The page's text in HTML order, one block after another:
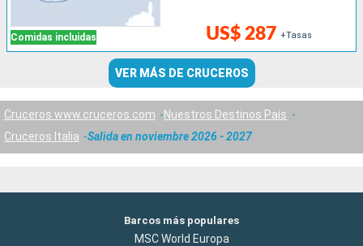
Comidas incluidas US$ 287 +Tasas
VER MÁS DE CRUCEROS
Cruceros www.cruceros.com
Nuestros Destinos País
Cruceros Italia
Salida en noviembre 2026 - 2027
Barcos más populares
MSC World Europa